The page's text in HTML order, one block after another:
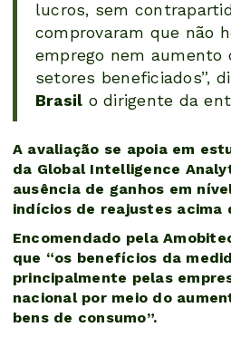
lucros, sem
comprovaram que não
emprego nem aumento
setores beneficiados”,
Brasil o dirigente da
A avaliação se apoia em
da Global Intelligence
ausência de ganhos em
indícios de reajustes acima
Encomendado pela
que “os benefícios da
principalmente pelas
nacional por meio do
bens de consumo”.